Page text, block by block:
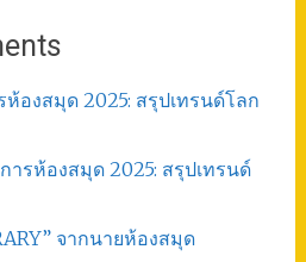
ห้องสมุด 2025: สรุปเทรนด์โลก
การห้องสมุด 2025: สรุปเทรนด์
จากนายห้องสมุด